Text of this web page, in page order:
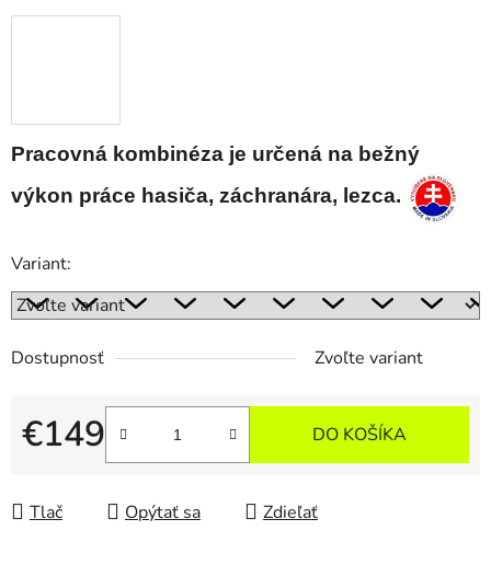
Pracovná kombinéza je určená na bežný
výkon práce hasiča, záchranára, lezca.
Variant:
Dostupnosť Zvoľte variant
€149
Jednotková cena:
DO KOŠÍKA
Tlač Opýtať sa Zdieľať